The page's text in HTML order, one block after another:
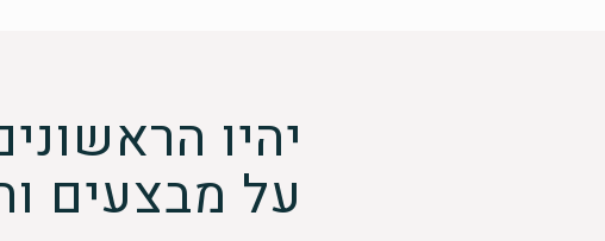
יהיו
על מבצעים